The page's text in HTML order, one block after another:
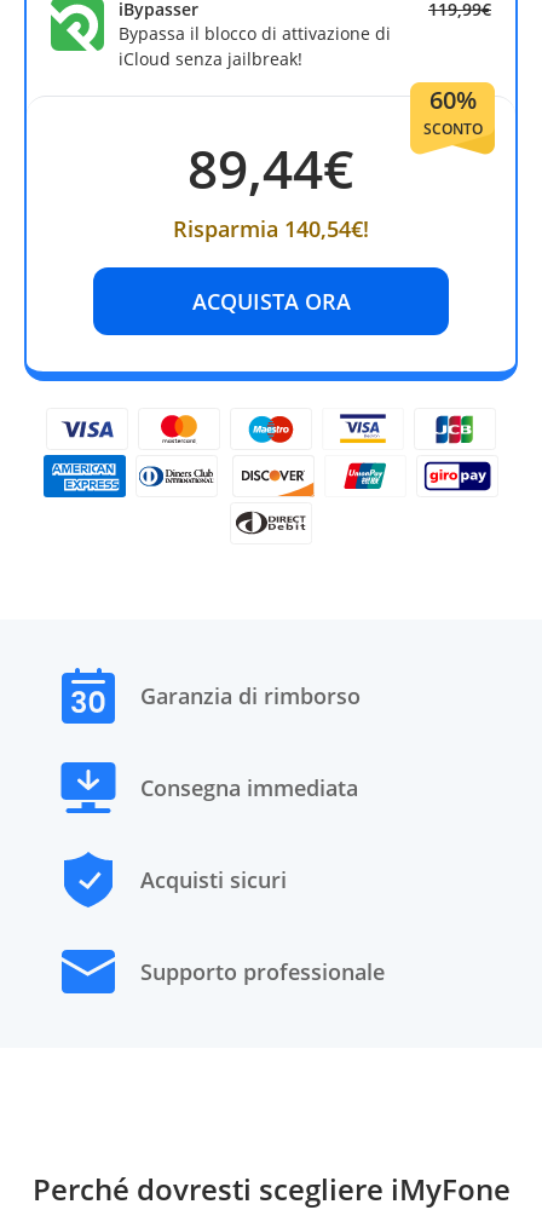
iBypasser
Bypassa il blocco di attivazione di
iCloud senza jailbreak!
119,99€
60%
SCONTO
89,44€
Risparmia 140,54€!
ACQUISTA ORA
Garanzia di rimborso
Consegna immediata
Acquisti sicuri
Supporto professionale
Perché dovresti scegliere iMyFone